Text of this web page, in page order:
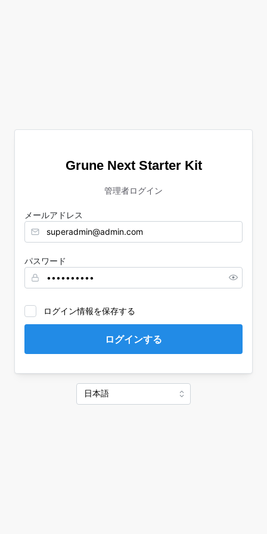
Grune Next Starter Kit
管理者ログイン
メールアドレス
パスワード
ログイン情報を保存する
ログインする